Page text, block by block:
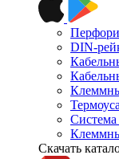
DIN-
Скачать